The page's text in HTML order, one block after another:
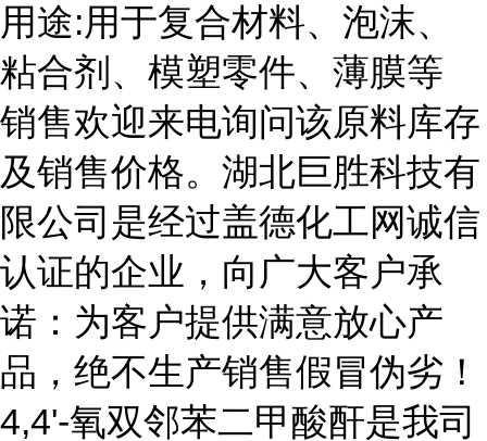
用途:用于复合材料、泡沫、
粘合剂、模塑零件、薄膜等
销售欢迎来电询问该原料库存
及销售价格。湖北巨胜科技有
限公司是经过盖德化工网诚信
认证的企业，向广大客户承
诺：为客户提供满意放心产
品，绝不生产销售假冒伪劣！
4,4'-氧双邻苯二甲酸酐是我司